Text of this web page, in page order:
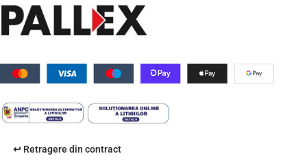
↩️ Retragere din contract